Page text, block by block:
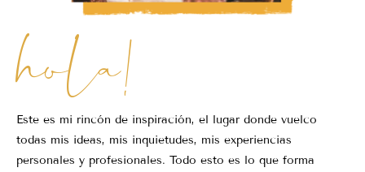
hola!
Este es mi rincón de inspiración, el lugar donde vuelco
todas mis ideas, mis inquietudes, mis experiencias
personales y profesionales. Todo esto es lo que forma